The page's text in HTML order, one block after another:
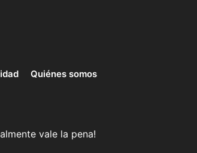
Quiénes somos
vale la pena!